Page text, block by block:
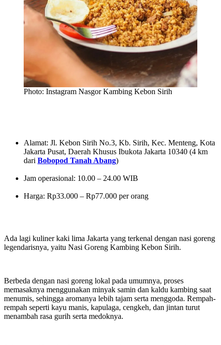
Photo: Instagram Nasgor Kambing Kebon Sirih
Alamat: Jl. Kebon Sirih No.3, Kb. Sirih, Kec. Menteng, Kota
Jakarta Pusat, Daerah Khusus Ibukota Jakarta 10340 (4 km
dari Bobopod Tanah Abang)
Jam operasional: 10.00 – 24.00 WIB
Harga: Rp33.000 – Rp77.000 per orang
Ada lagi kuliner kaki lima Jakarta yang terkenal dengan nasi goreng
legendarisnya, yaitu Nasi Goreng Kambing Kebon Sirih.
Berbeda dengan nasi goreng lokal pada umumnya, proses
memasaknya menggunakan minyak samin dan kaldu kambing saat
menumis, sehingga aromanya lebih tajam serta menggoda. Rempah-
rempah seperti kayu manis, kapulaga, cengkeh, dan jintan turut
menambah rasa gurih serta medoknya.